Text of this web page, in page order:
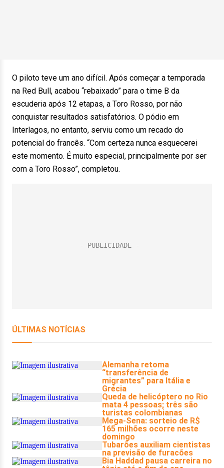
O piloto teve um ano difícil. Após começar a temporada
na Red Bull, acabou “rebaixado” para o time B da
escuderia após 12 etapas, a Toro Rosso, por não
conquistar resultados satisfatórios. O pódio em
Interlagos, no entanto, serviu como um recado do
potencial do francês. “Com certeza nunca esquecerei
este momento. É muito especial, principalmente por ser
com a Toro Rosso”, completou.